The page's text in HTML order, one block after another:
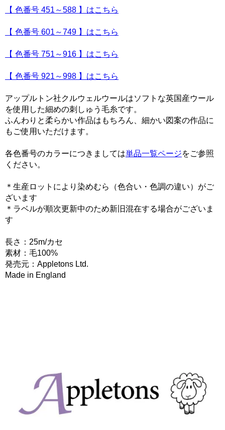
【 色番号 451～588 】はこちら
【 色番号 601～749 】はこちら
【 色番号 751～916 】はこちら
【 色番号 921～998 】はこちら
アップルトン社クルウェルウールはソフトな英国産ウール
を使用した細めの刺しゅう毛糸です。
ふんわりと柔らかい作品はもちろん、細かい図案の作品に
もご使用いただけます。
各色番号のカラーにつきましては単品一覧ページをご参照
ください。
＊生産ロットにより染めむら（色合い・色調の違い）がご
ざいます
＊ラベルが順次更新中のため新旧混在する場合がございま
す
長さ：25m/カセ
素材：毛100%
発売元：Appletons Ltd.
Made in England